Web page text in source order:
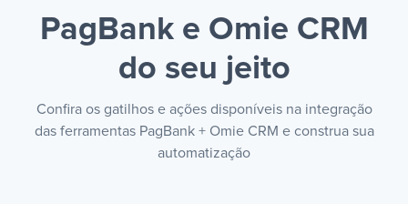
PagBank e Omie CRM
do seu jeito
Confira os gatilhos e ações disponíveis na integração
das ferramentas PagBank + Omie CRM e construa sua
automatização